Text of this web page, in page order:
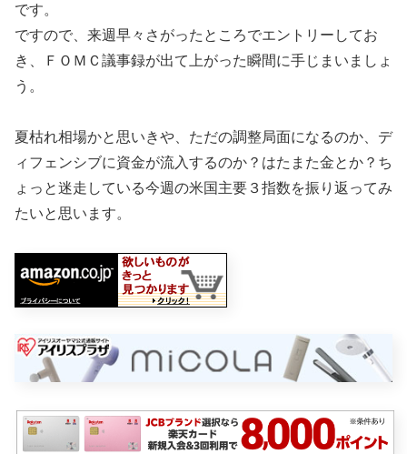
です。
ですので、来週早々さがったところでエントリーしてお
き、ＦＯＭＣ議事録が出て上がった瞬間に手じまいましょ
う。
夏枯れ相場かと思いきや、ただの調整局面になるのか、デ
ィフェンシブに資金が流入するのか？はたまた金とか？ち
ょっと迷走している今週の米国主要３指数を振り返ってみ
たいと思います。